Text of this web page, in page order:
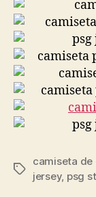
Etiquetas
camiseta
jersey, psg